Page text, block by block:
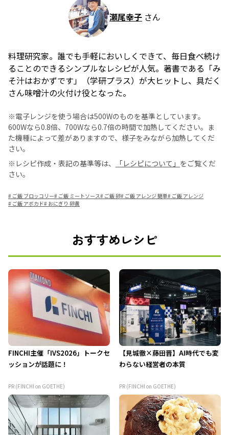
瀬尾幸子 さん
料理研究家。誰でも手軽においしくできて、毎日食べ続け
ることのできるシンプルなレシピが人気。著書である「み
そ汁はおかずです」（学研プラス）が大ヒットし、具だく
さん味噌汁の火付け役となった。
※電子レンジを使う場合は500Wのものを基準としています。
600Wなら0.8倍、700Wなら0.7倍の時間で加熱してください。ま
た機種によって差がありますので、様子をみながら加熱してくだ
さい。
※レシピ作成・表記の基準等は、
「レシピについて」 をご覧くだ
さい。
# ご飯 ブロッコリー# ご飯 ミートソース# ご飯 卵# ご飯 アレンジ 簡単# ご飯 アレンジ
# ご飯 アボカド# おにぎり 卵黄
おすすめレシピ
FINCHI主催「IVS2026」トークセ
ッションが話題に！
PR (FINCHI on GOETHE)
【見城徹×藤田晋】AI時代でも変
わらない経営者の本質
PR (FINCHI on GOETHE)